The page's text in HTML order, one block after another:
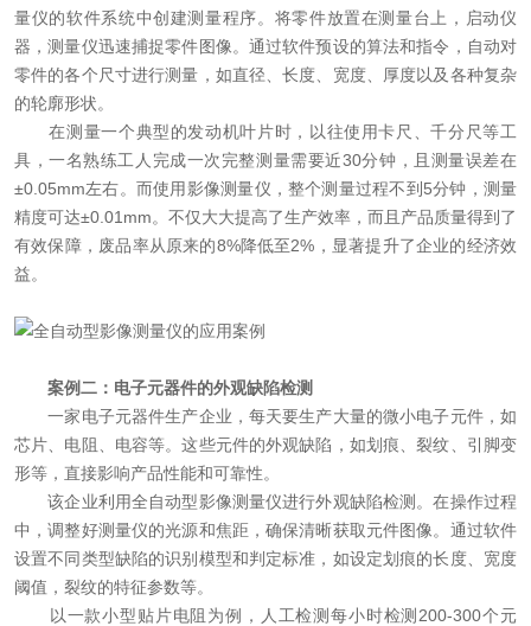
量仪的软件系统中创建测量程序。将零件放置在测量台上，启动仪
器，测量仪迅速捕捉零件图像。通过软件预设的算法和指令，自动对
零件的各个尺寸进行测量，如直径、长度、宽度、厚度以及各种复杂
的轮廓形状。
在测量一个典型的发动机叶片时，以往使用卡尺、千分尺等工
具，一名熟练工人完成一次完整测量需要近30分钟，且测量误差在
±0.05mm左右。而使用影像测量仪，整个测量过程不到5分钟，测量
精度可达±0.01mm。不仅大大提高了生产效率，而且产品质量得到了
有效保障，废品率从原来的8%降低至2%，显著提升了企业的经济效
益。
案例二：电子元器件的外观缺陷检测
一家电子元器件生产企业，每天要生产大量的微小电子元件，如
芯片、电阻、电容等。这些元件的外观缺陷，如划痕、裂纹、引脚变
形等，直接影响产品性能和可靠性。
该企业利用全自动型影像测量仪进行外观缺陷检测。在操作过程
中，调整好测量仪的光源和焦距，确保清晰获取元件图像。通过软件
设置不同类型缺陷的识别模型和判定标准，如设定划痕的长度、宽度
阈值，裂纹的特征参数等。
以一款小型贴片电阻为例，人工检测每小时检测200-300个元